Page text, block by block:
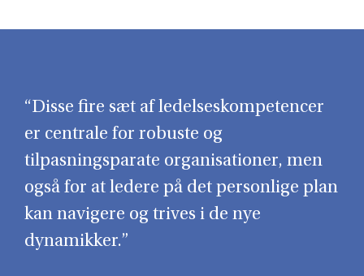
“Disse fire sæt af ledelseskompetencer
er centrale for robuste og
tilpasningsparate organisationer, men
også for at ledere på det personlige plan
kan navigere og trives i de nye
dynamikker.”